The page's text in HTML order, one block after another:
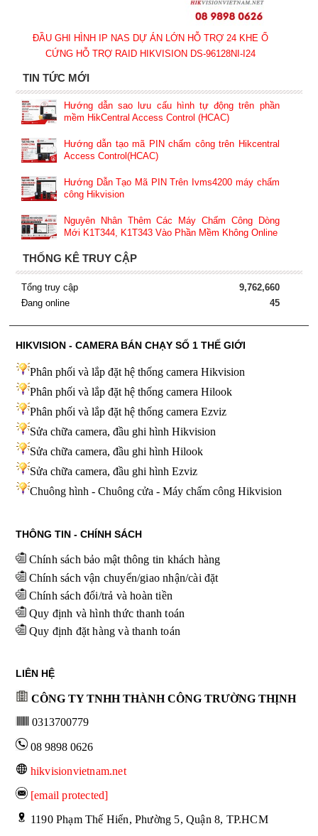
ĐẦU GHI HÌNH IP NAS DỰ ÁN LỚN HỖ TRỢ 24 KHE Ổ
CỨNG HỖ TRỢ RAID HIKVISION DS-96128NI-I24
TIN TỨC MỚI
Hướng dẫn sao lưu cấu hình tự động trên phần
mềm HikCentral Access Control (HCAC)
Hướng dẫn tạo mã PIN chấm công trên Hikcentral
Access Control(HCAC)
Hướng Dẫn Tạo Mã PIN Trên Ivms4200 máy chấm
công Hikvision
Nguyên Nhân Thêm Các Máy Chấm Công Dòng
Mới K1T344, K1T343 Vào Phần Mềm Không Online
THỐNG KÊ TRUY CẬP
Tổng truy cập
9,762,660
Đang online
45
HIKVISION - CAMERA BÁN CHẠY SỐ 1 THẾ GIỚI
Phân phối và lắp đặt hệ thống camera Hikvision
Phân phối và lắp đặt hệ thống camera Hilook
Phân phối và lắp đặt hệ thống camera Ezviz
Sửa chữa camera, đầu ghi hình Hikvision
Sửa chữa camera, đầu ghi hình Hilook
Sửa chữa camera, đầu ghi hình Ezviz
Chuông hình - Chuông cửa - Máy chấm công Hikvision
THÔNG TIN - CHÍNH SÁCH
Chính sách bảo mật thông tin khách hàng
Chính sách vận chuyển/giao nhận/cài đặt
Chính sách đổi/trả và hoàn tiền
Quy định và hình thức thanh toán
Quy định đặt hàng và thanh toán
LIÊN HỆ
CÔNG TY TNHH THÀNH CÔNG TRƯỜNG THỊNH
0313700779
08 9898 0626
hikvisionvietnam.net
[email protected]
1190 Phạm Thế Hiển, Phường 5, Quận 8, TP.HCM